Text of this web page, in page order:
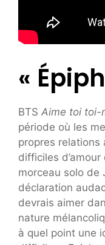
«
BTS Aime toi toi-
période où les
propres relations
difficiles
morceau solo de
déclaration
devrais aimer
nature
à quel point une